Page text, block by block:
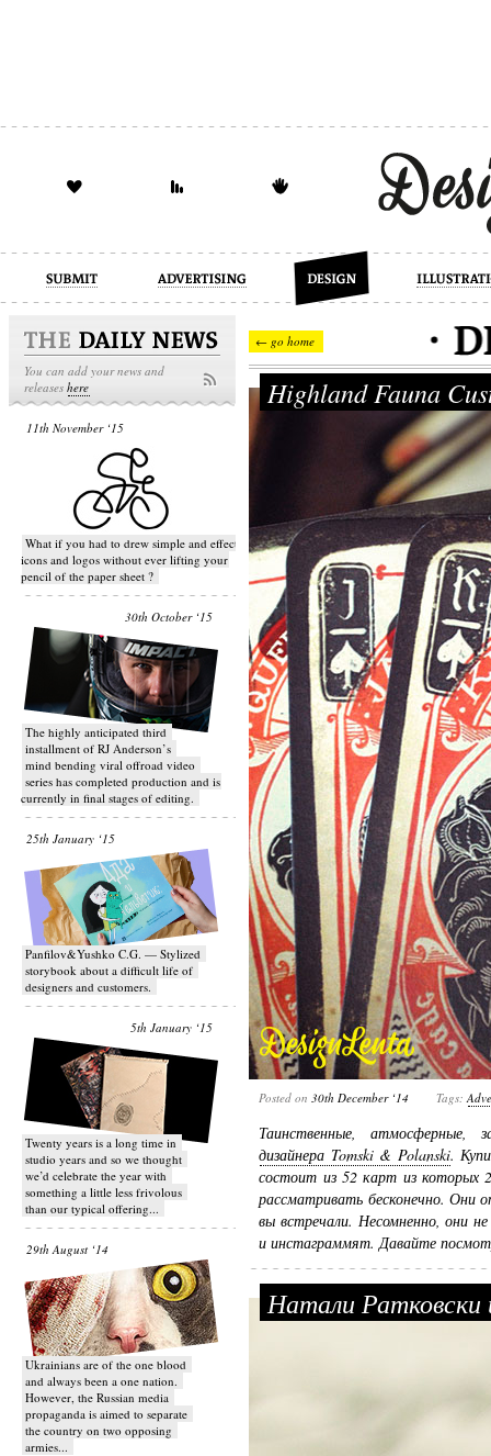
design illustration industrial
You can add your news and
releaseshere
11th November ‘15
What if you had to drew simple and effective
icons and logos without ever lifting your
pencil of the paper sheet ?
30th October ‘15
T​he highly anticipated third
installment of RJ Anderson’s
mind bending viral off­road video
series has completed production and is
currently in final stages of editing.
25th January ‘15
Panfilov&Yushko C.G. — Stylized
storybook about a difficult life of
designers and customers.
5th January ‘15
Twenty years is a long time in
studio years and so we thought
we’d celebrate the year with
something a little less frivolous
than our typical offering...
29th August ‘14
Ukrainians are of the one blood
and always been a one nation.
However, the Russian media
propaganda is aimed to separate
the country on two opposing
armies...
← go home
Highland Fauna
Posted on 30th December ‘14 Tags:
Таинственные,
дизайнера Tomski & Polanski.
состоит из 52 карт из которых
рассматривать бесконечно. Они
вы встречали. Несомненно, они
и инстаграммят. Давайте
Натали Ратковски